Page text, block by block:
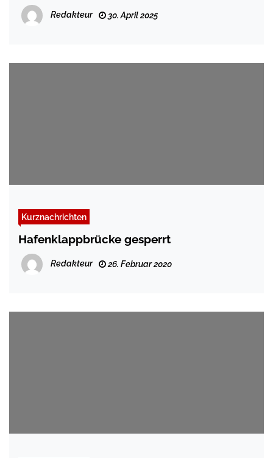
Redakteur 30. April 2025
Kurznachrichten
Hafenklappbrücke gesperrt
Redakteur 26. Februar 2020